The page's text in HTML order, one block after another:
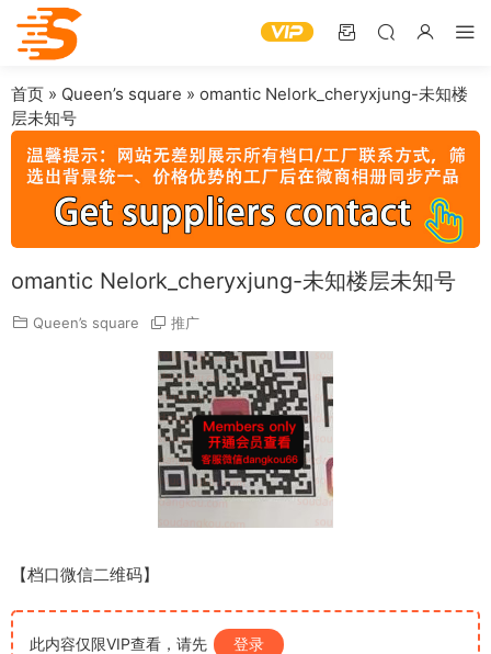
首页 » Queen’s square » omantic Nelork_cheryxjung-未知楼
层未知号
omantic Nelork_cheryxjung-未知楼层未知号
Queen’s square 推广
【档口微信二维码】
此内容仅限VIP查看，请先 登录